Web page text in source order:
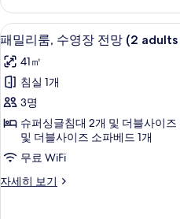
모
두
보
기
(2
adults
and
child)
자
히
보
패
밀
리
룸,
수
영
장
전
7
패밀리룸, 수영장 전망 (2
41㎡
침실 1개
3명
슈퍼싱글침대 2개 및 더블사이즈
및 더블사이즈 소파베드 1개
무료 WiFi
자세히 보기
패